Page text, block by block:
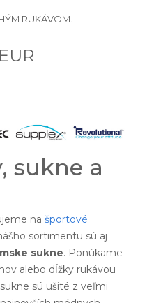
RUKÁVOM.
sukne a
na športové
sortimentu sú aj
sukne. Ponúkame
alebo dĺžky rukávou
sú ušité z veľmi